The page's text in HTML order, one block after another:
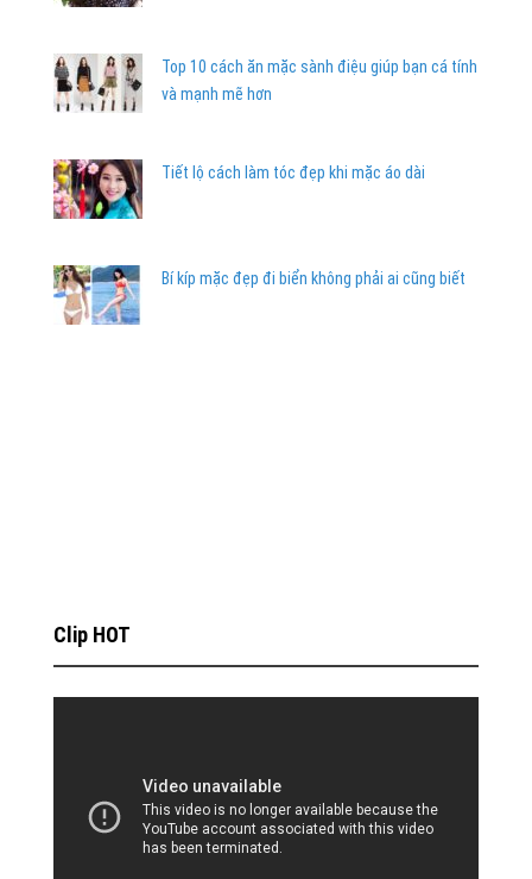
Top 10 cách ăn mặc sành điệu giúp bạn cá tính
và mạnh mẽ hơn
Tiết lộ cách làm tóc đẹp khi mặc áo dài
Bí kíp mặc đẹp đi biển không phải ai cũng biết
Clip HOT